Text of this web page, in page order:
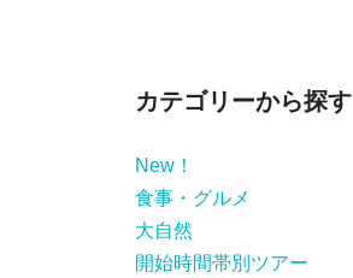
カテゴリーから探す
New！
食事・グルメ
大自然
開始時間帯別ツアー